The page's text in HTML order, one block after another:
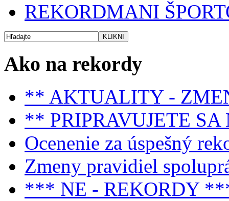
REKORDMANI
Ako na rekordy
** AKTUALITY -
** PRIPRAVUJETE SA
Ocenenie za úspešný
Zmeny pravidiel
*** NE - REKORDY